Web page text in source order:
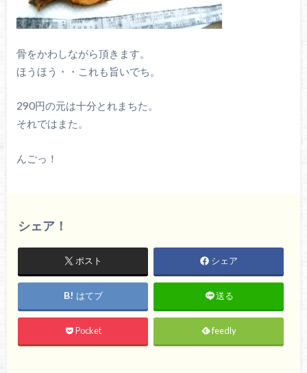
骨をかわしながら頂きます。
ほうほう・・これも旨いでち。
290円の元は十分とれまちた。
それではまた。
んごっ！
シェア！
ポスト シェア
はてブ 送る
Pocket feedly